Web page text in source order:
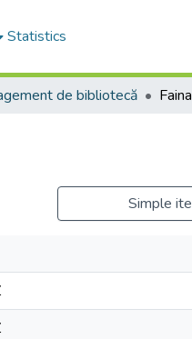
Statistics
de bibliotecă
Simple